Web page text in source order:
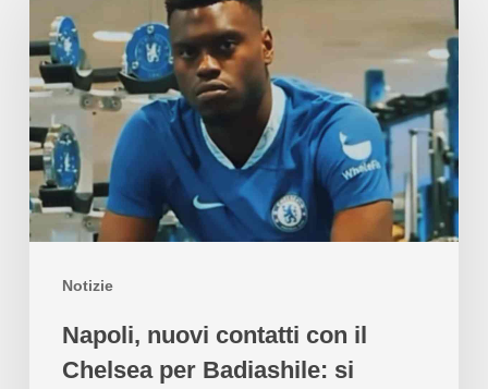
Notizie
Napoli, nuovi contatti con il
Chelsea per Badiashile: si